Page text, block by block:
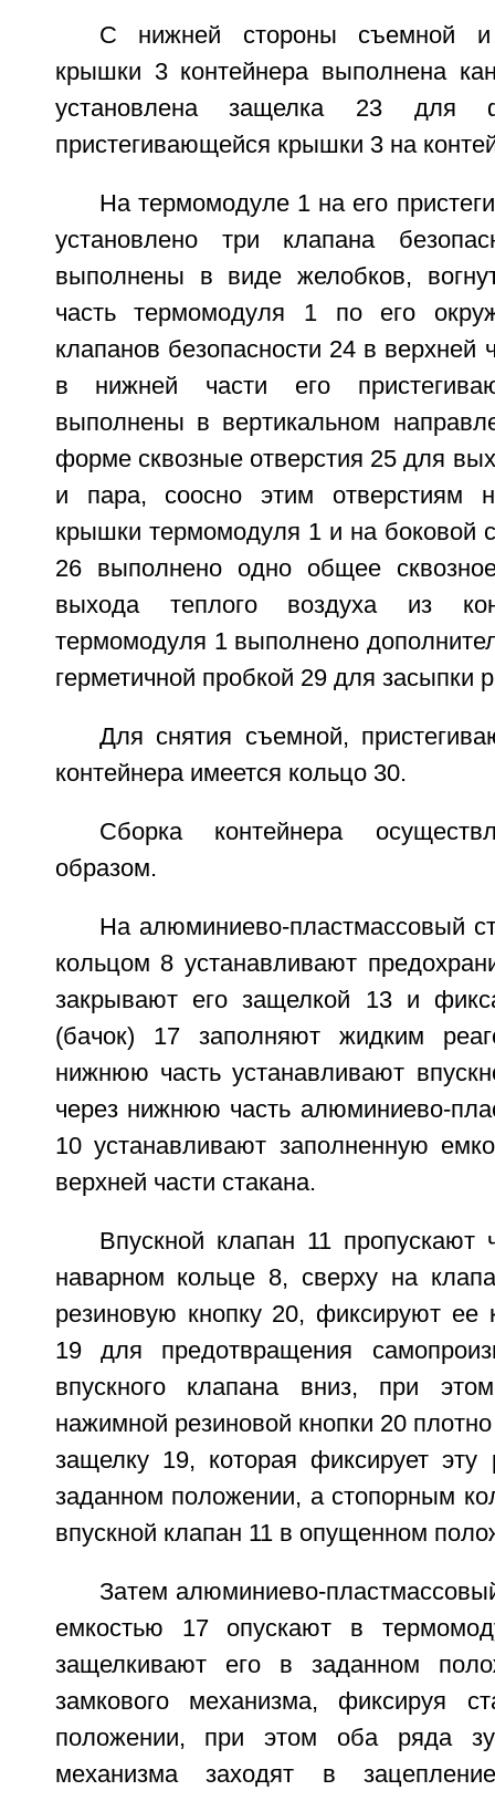
С нижней стороны съемной и
крышки 3 контейнера выполнена
установлена защелка 23 для
пристегивающейся крышки 3 на
На термомодуле 1 на его
установлено три клапана
выполнены в виде желобков,
часть термомодуля 1 по его
клапанов безопасности 24 в верхней
в нижней части его
выполнены в вертикальном
форме сквозные отверстия 25 для
и пара, соосно этим отверстиям
крышки термомодуля 1 и на боковой
26 выполнено одно общее
выхода теплого воздуха из
термомодуля 1 выполнено
герметичной пробкой 29 для засыпки
Для снятия съемной,
контейнера имеется кольцо 30.
Сборка контейнера
образом.
На алюминиево-пластмассовый
кольцом 8 устанавливают
закрывают его защелкой 13 и
(бачок) 17 заполняют жидким
нижнюю часть устанавливают
через нижнюю часть алюминиево-
10 устанавливают заполненную
верхней части стакана.
Впускной клапан 11 пропускают
наварном кольце 8, сверху на
резиновую кнопку 20, фиксируют ее
19 для предотвращения
впускного клапана вниз, при
нажимной резиновой кнопки 20
защелку 19, которая фиксирует эту
заданном положении, а стопорным
впускной клапан 11 в опущенном
Затем алюминиево-
емкостью 17 опускают в
защелкивают его в заданном
замкового механизма, фиксируя
положении, при этом оба ряда
механизма заходят в